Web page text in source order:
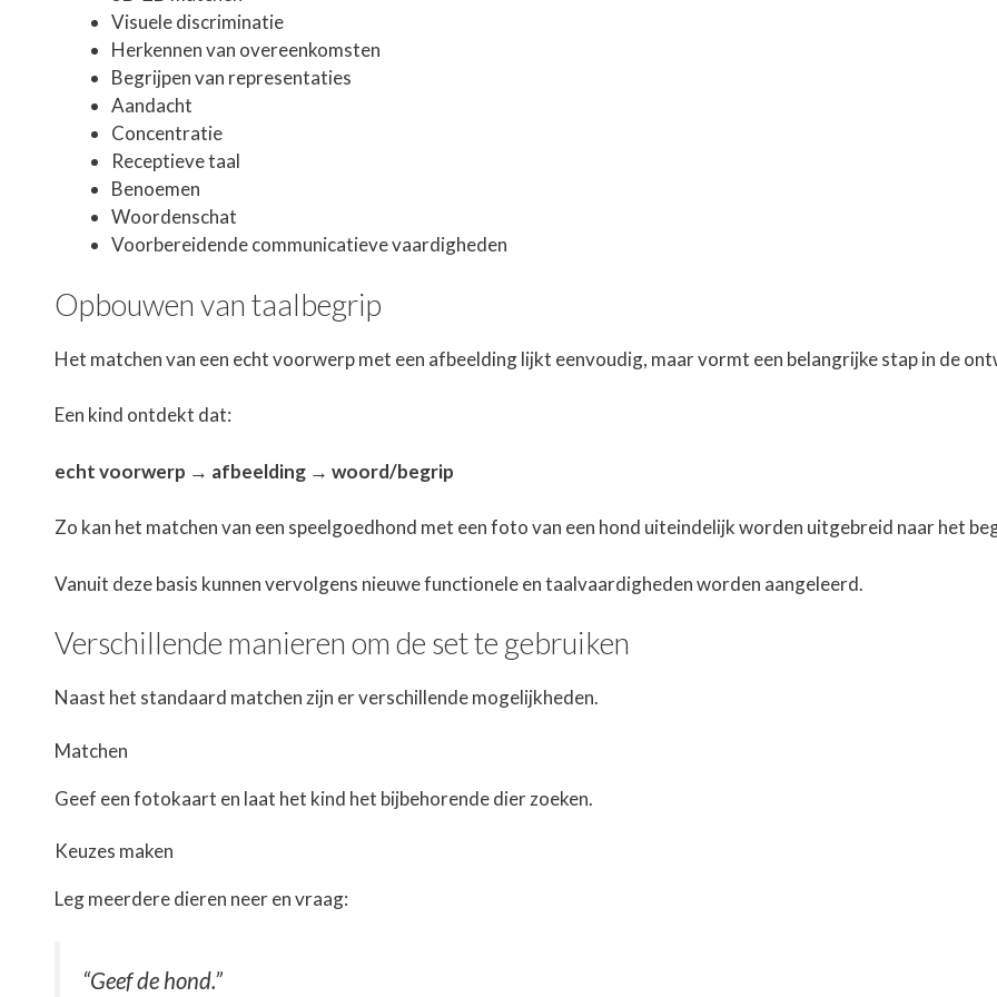
Visuele discriminatie
Herkennen van overeenkomsten
Begrijpen van representaties
Aandacht
Concentratie
Receptieve taal
Benoemen
Woordenschat
Voorbereidende communicatieve vaardigheden
Opbouwen van taalbegrip
Het matchen van een echt voorwerp met een afbeelding lijkt eenvoudig, maar vormt een belangrijke stap in de
Een kind ontdekt dat:
echt voorwerp → afbeelding → woord/begrip
Zo kan het matchen van een speelgoedhond met een foto van een hond uiteindelijk worden uitgebreid naar het
Vanuit deze basis kunnen vervolgens nieuwe functionele en taalvaardigheden worden aangeleerd.
Verschillende manieren om de set te gebruiken
Naast het standaard matchen zijn er verschillende mogelijkheden.
Matchen
Geef een fotokaart en laat het kind het bijbehorende dier zoeken.
Keuzes maken
Leg meerdere dieren neer en vraag:
“Geef de hond.”